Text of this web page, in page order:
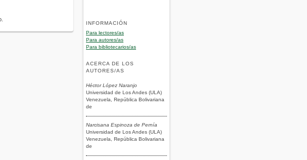
INFORMACIÓN
Para lectores/as
Para autores/as
Para bibliotecarios/as
ACERCA DE LOS
AUTORES/AS
Héctor López Naranjo
Universidad de Los Andes (ULA)
Venezuela, República Bolivariana
de
Narcisana Espinoza de Pernía
Universidad de Los Andes (ULA)
Venezuela, República Bolivariana
de